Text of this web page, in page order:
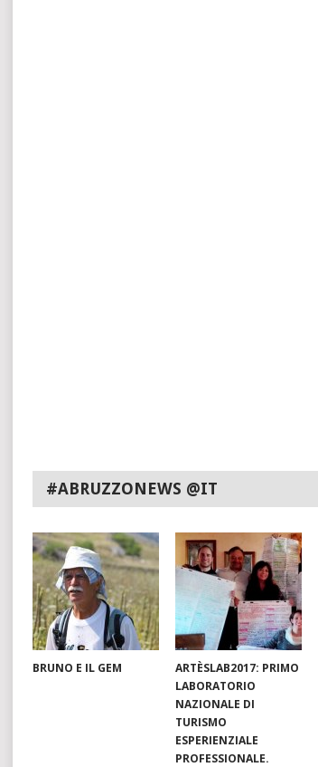
#ABRUZZONEWS @IT
BRUNO E IL GEM
ARTÈSLAB2017: PRIMO
LABORATORIO
NAZIONALE DI
TURISMO
ESPERIENZIALE
PROFESSIONALE.